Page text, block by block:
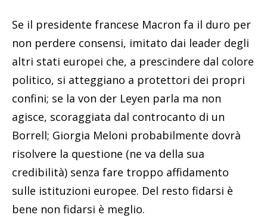
Se il presidente francese Macron fa il duro per
non perdere consensi, imitato dai leader degli
altri stati europei che, a prescindere dal colore
politico, si atteggiano a protettori dei propri
confini; se la von der Leyen parla ma non
agisce, scoraggiata dal controcanto di un
Borrell; Giorgia Meloni probabilmente dovrà
risolvere la questione (ne va della sua
credibilità) senza fare troppo affidamento
sulle istituzioni europee. Del resto fidarsi è
bene non fidarsi è meglio.